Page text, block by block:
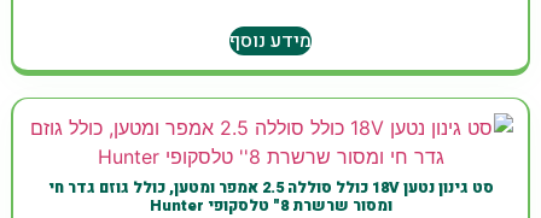
מידע נוסף
סט גינון נטען 18V כולל סוללה 2.5 אמפר ומטען, כולל גוזם גדר חי
ומסור שרשרת 8" טלסקופי Hunter